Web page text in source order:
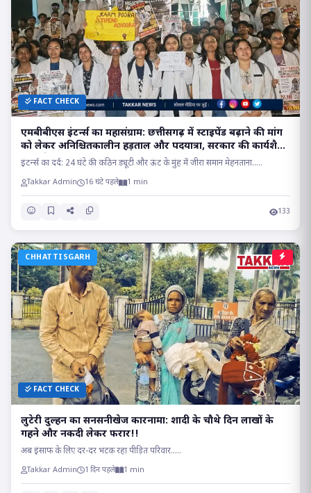
FACT CHECK
एमबीबीएस इंटर्न्स का महासंग्राम: छत्तीसगढ़ में स्टाइपेंड बढ़ाने की मांग
को लेकर अनिश्चितकालीन हड़ताल और पदयात्रा, सरकार की कार्यशैली
पर खड़े किए गंभीर सवाल?
इंटर्न्स का दर्द: 24 घंटे की कठिन ड्यूटी और ऊंट के मुंह में जीरा समान मेहनताना.....
Takkar Admin 16 घंटे पहले 1 min
133
CHHATTISGARH
FACT CHECK
लुटेरी दुल्हन का सनसनीखेज कारनामा: शादी के चौथे दिन लाखों के
गहने और नकदी लेकर फरार!!
अब इंसाफ के लिए दर-दर भटक रहा पीड़ित परिवार.....
Takkar Admin 1 दिन पहले 1 min